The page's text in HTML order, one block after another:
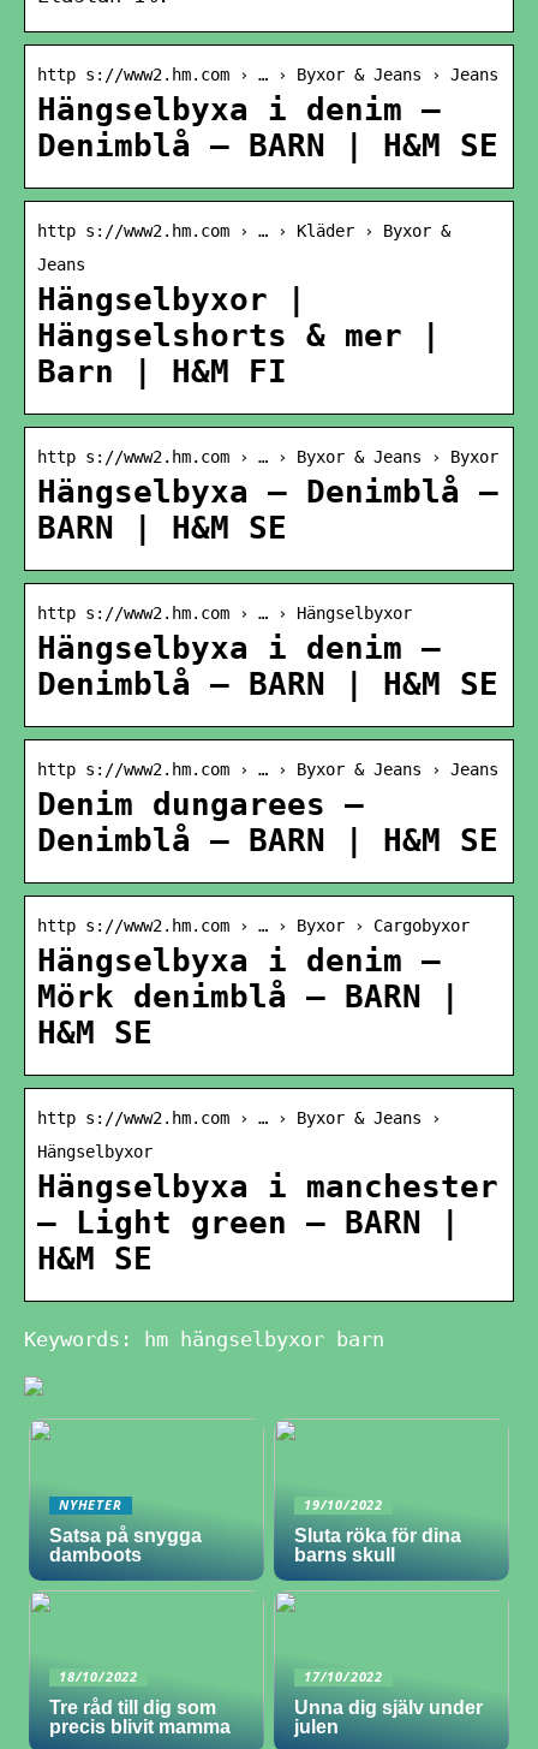
http s://www2.hm.com › … › Byxor & Jeans › Jeans
Hängselbyxa i denim –
Denimblå – BARN | H&M SE
http s://www2.hm.com › … › Kläder › Byxor &
Jeans
Hängselbyxor |
Hängselshorts & mer |
Barn | H&M FI
http s://www2.hm.com › … › Byxor & Jeans › Byxor
Hängselbyxa – Denimblå –
BARN | H&M SE
http s://www2.hm.com › … › Hängselbyxor
Hängselbyxa i denim –
Denimblå – BARN | H&M SE
http s://www2.hm.com › … › Byxor & Jeans › Jeans
Denim dungarees –
Denimblå – BARN | H&M SE
http s://www2.hm.com › … › Byxor › Cargobyxor
Hängselbyxa i denim –
Mörk denimblå – BARN |
H&M SE
http s://www2.hm.com › … › Byxor & Jeans ›
Hängselbyxor
Hängselbyxa i manchester
– Light green – BARN |
H&M SE
Keywords: hm hängselbyxor barn
NYHETER
Satsa på snygga
damboots
19/10/2022
Sluta röka för dina
barns skull
18/10/2022
Tre råd till dig som
precis blivit mamma
17/10/2022
Unna dig själv under
julen